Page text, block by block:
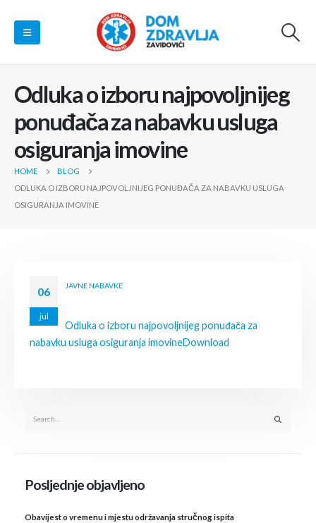
Odluka o izboru najpovoljnijeg
ponuđača za nabavku usluga
osiguranja imovine
HOME
BLOG
ODLUKA O IZBORU NAJPOVOLJNIJEG PONUĐAČA ZA NABAVKU USLUGA
OSIGURANJA IMOVINE
06
jul
JAVNE NABAVKE
Odluka o izboru najpovoljnijeg ponuđača za
nabavku usluga osiguranja imovineDownload
Posljednje objavljeno
Obavijest o vremenu i mjestu održavanja stručnog ispita